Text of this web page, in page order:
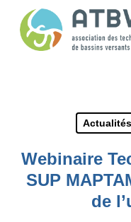
Webinaire
SUP
de
Panneau de gestion